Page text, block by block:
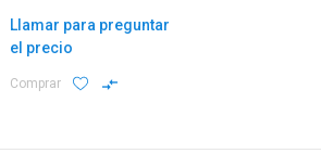
Llamar para preguntar
el precio
Comprar